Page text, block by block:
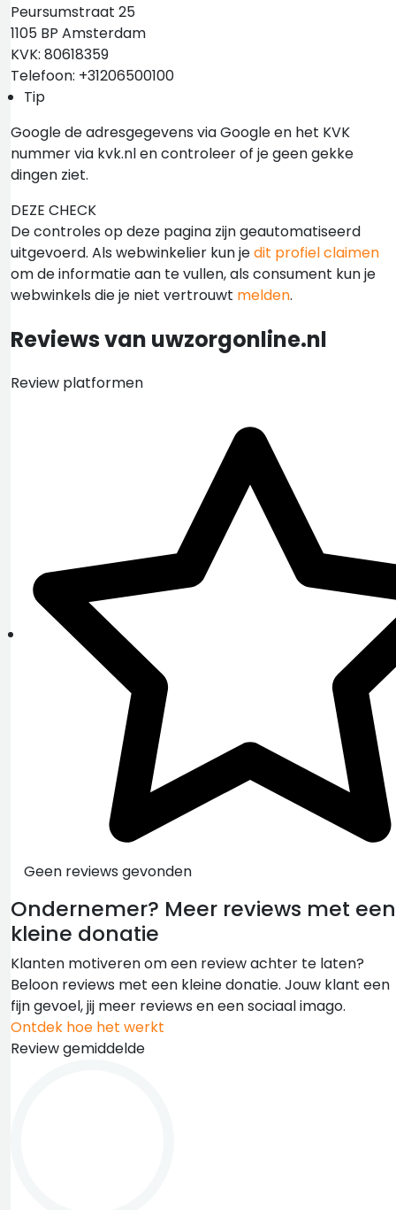
Peursumstraat 25
1105 BP Amsterdam
KVK: 80618359
Telefoon: +31206500100
Tip
Google de adresgegevens via Google en het KVK
nummer via kvk.nl en controleer of je geen gekke
dingen ziet.
DEZE CHECK
De controles op deze pagina zijn geautomatiseerd
uitgevoerd. Als webwinkelier kun jedit profiel claimen
om de informatie aan te vullen, als consument kun je
webwinkels die je niet vertrouwt melden.
Reviews van uwzorgonline.nl
Review platformen
Geen reviews gevonden
Ondernemer? Meer reviews met een
kleine donatie
Klanten motiveren om een review achter te laten?
Beloon reviews met een kleine donatie. Jouw klant een
fijn gevoel, jij meer reviews en een sociaal imago.
Ontdek hoe het werkt
Review gemiddelde